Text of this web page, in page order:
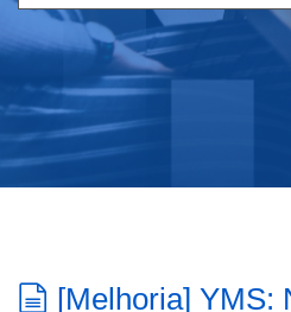
for:
[Melhoria] YMS: